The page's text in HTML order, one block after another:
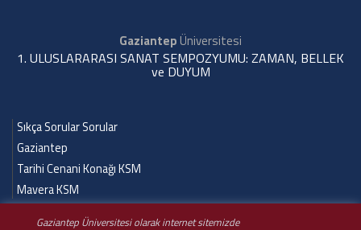
Gaziantep Üniversitesi olarak internet sitemizde
GaziantepÜniversitesi
1. ULUSLARARASI SANAT SEMPOZYUMU: ZAMAN, BELLEK
ve DUYUM
Sıkça Sorular Sorular
Gaziantep
Tarihi Cenani Konağı KSM
Mavera KSM